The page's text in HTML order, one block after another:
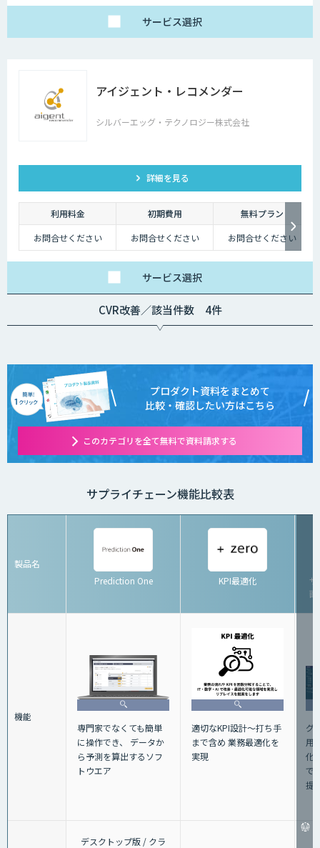
サービス選択
アイジェント・レコメンダー
シルバーエッグ・テクノロジー株式会社
詳細を見る
利用料金 初期費用
無料プラン
お問合せください
お問合せください お問合せください
サービス選択
CVR改善／該当件数 4件
プロダクト資料をまとめて
比較・確認したい方はこちら
このカテゴリを全て無料で資料請求する
サプライチェーン機能比較表
製品名
Prediction One
KPI最適化
サ
画
機能
専門家でなくても簡単
に操作でき、 データか
ら予測を算出するソフ
トウエア
適切なKPI設計～打ち手
まで含め 業務最適化を
実現
グ
用
化
で"
提
デスクトップ版 / クラ